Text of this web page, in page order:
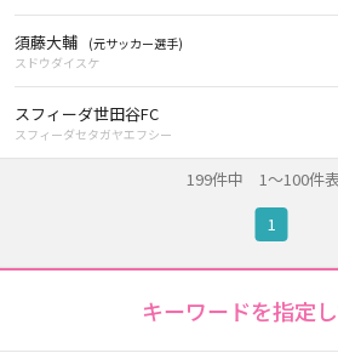
須藤大輔
(元サッカー選手)
スドウダイスケ
スフィーダ世田谷FC
スフィーダセタガヤエフシー
199件中 1～100件
1
キーワードを指定